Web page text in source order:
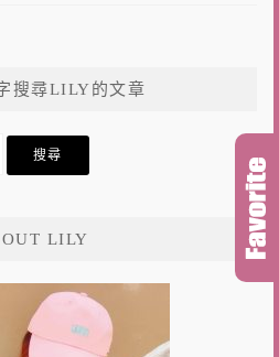
搜尋LILY的文章
LILY